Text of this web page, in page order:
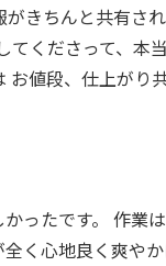
きちんと共有さ
くださって、本
値段、仕上がり
ったです。 作業
く心地良く爽や